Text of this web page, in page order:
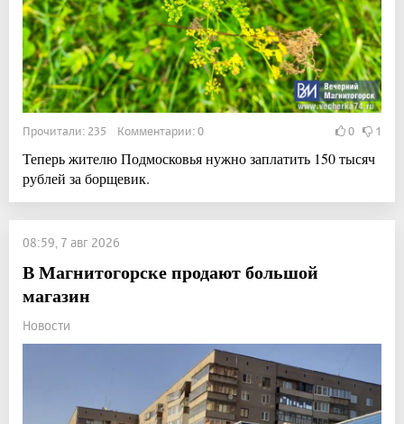
Прочитали: 235 Комментарии: 0 0 1
Теперь жителю Подмосковья нужно заплатить 150 тысяч
рублей за борщевик.
08:59, 7 авг 2026
В Магнитогорске продают большой
магазин
Новости